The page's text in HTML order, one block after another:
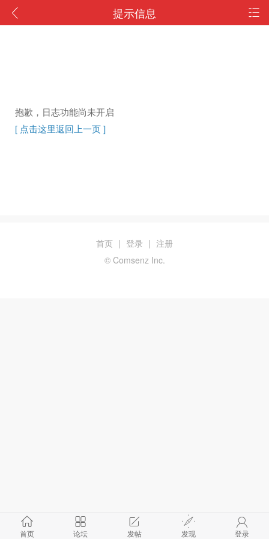
提示信息
抱歉，日志功能尚未开启
[ 点击这里返回上一页 ]
首页 论坛 发帖 发现 登录
首页 | 登录 | 注册
© Comsenz Inc.